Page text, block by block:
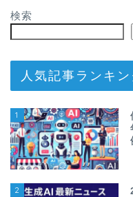
検索
人気記事ランキ
1
2